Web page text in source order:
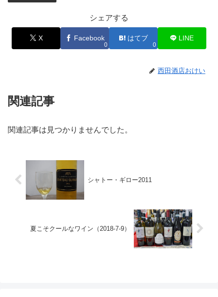
シェアする
X Facebook
0
はてブ
0
LINE
西田酒店おけい
関連記事
関連記事は見つかりませんでした。
シャトー・ギロー2011
夏こそクールなワイン（2018-7-9）